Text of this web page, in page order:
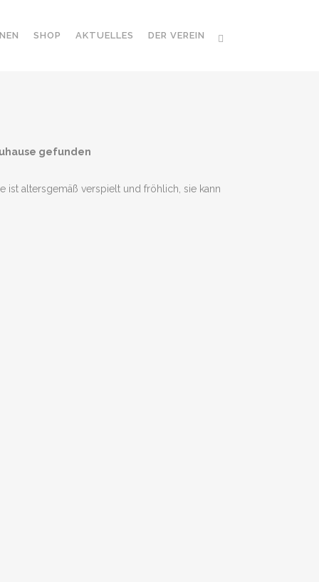
SHOP AKTUELLES DER VEREIN
gefunden
altersgemäß verspielt und fröhlich, sie kann